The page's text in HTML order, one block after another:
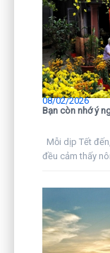
Bạn còn nhớ ý
08/02/2026
Mỗi dịp Tết
đều cảm thấy